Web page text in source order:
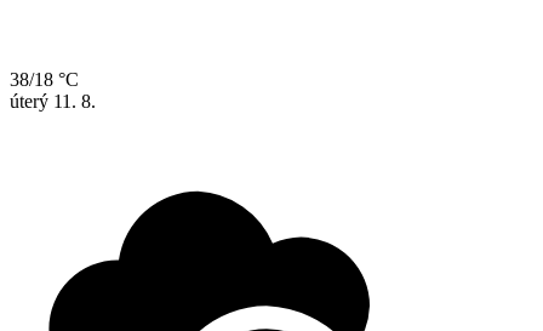
38/18 °C
úterý 11. 8.